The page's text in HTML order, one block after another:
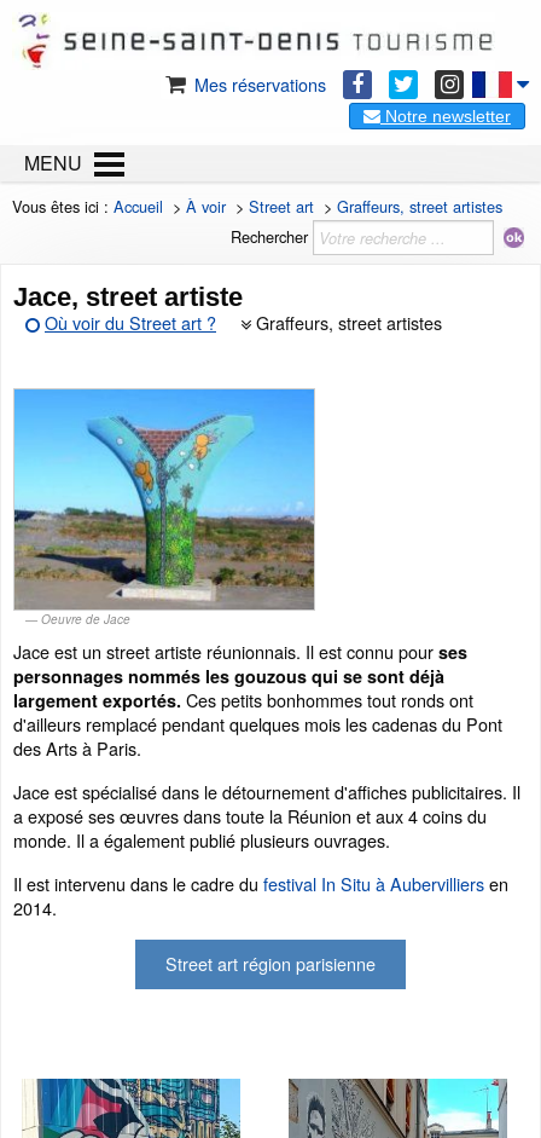
Mes réservations
Notre newsletter
MENU
Vous êtes ici : Accueil > À voir> Street art > Graffeurs, street artistes
Rechercher
Jace, street artiste
Où voir du Street art ? Graffeurs, street artistes
Oeuvre de Jace
Jace est un street artiste réunionnais. Il est connu pour ses
personnages nommés les gouzous qui se sont déjà
largement exportés. Ces petits bonhommes tout ronds ont
d'ailleurs remplacé pendant quelques mois les cadenas du Pont
des Arts à Paris.
Jace est spécialisé dans le détournement d'affiches publicitaires. Il
a exposé ses œuvres dans toute la Réunion et aux 4 coins du
monde. Il a également publié plusieurs ouvrages.
Il est intervenu dans le cadre du festival In Situ à Aubervilliersen
2014.
Street art région parisienne